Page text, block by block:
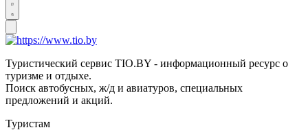
Туристический сервис TIO.BY - информационный ресурс о
туризме и отдыхе.
Поиск автобусных, ж/д и авиатуров, специальных
предложений и акций.
Туристам